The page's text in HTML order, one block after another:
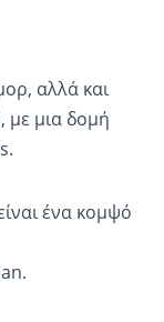
αλλά και
με μια δομή
ένα κομψό